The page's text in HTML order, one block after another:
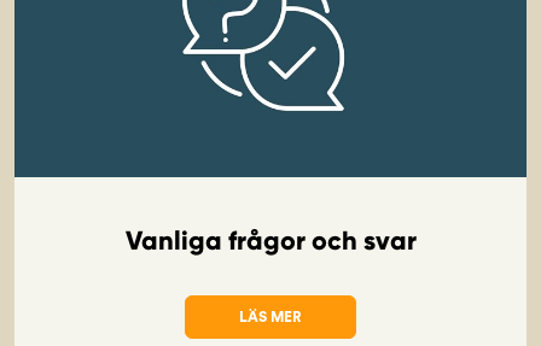
Vanliga frågor och svar
LÄS MER
OM VANLIGA FRÅGOR OCH SVAR